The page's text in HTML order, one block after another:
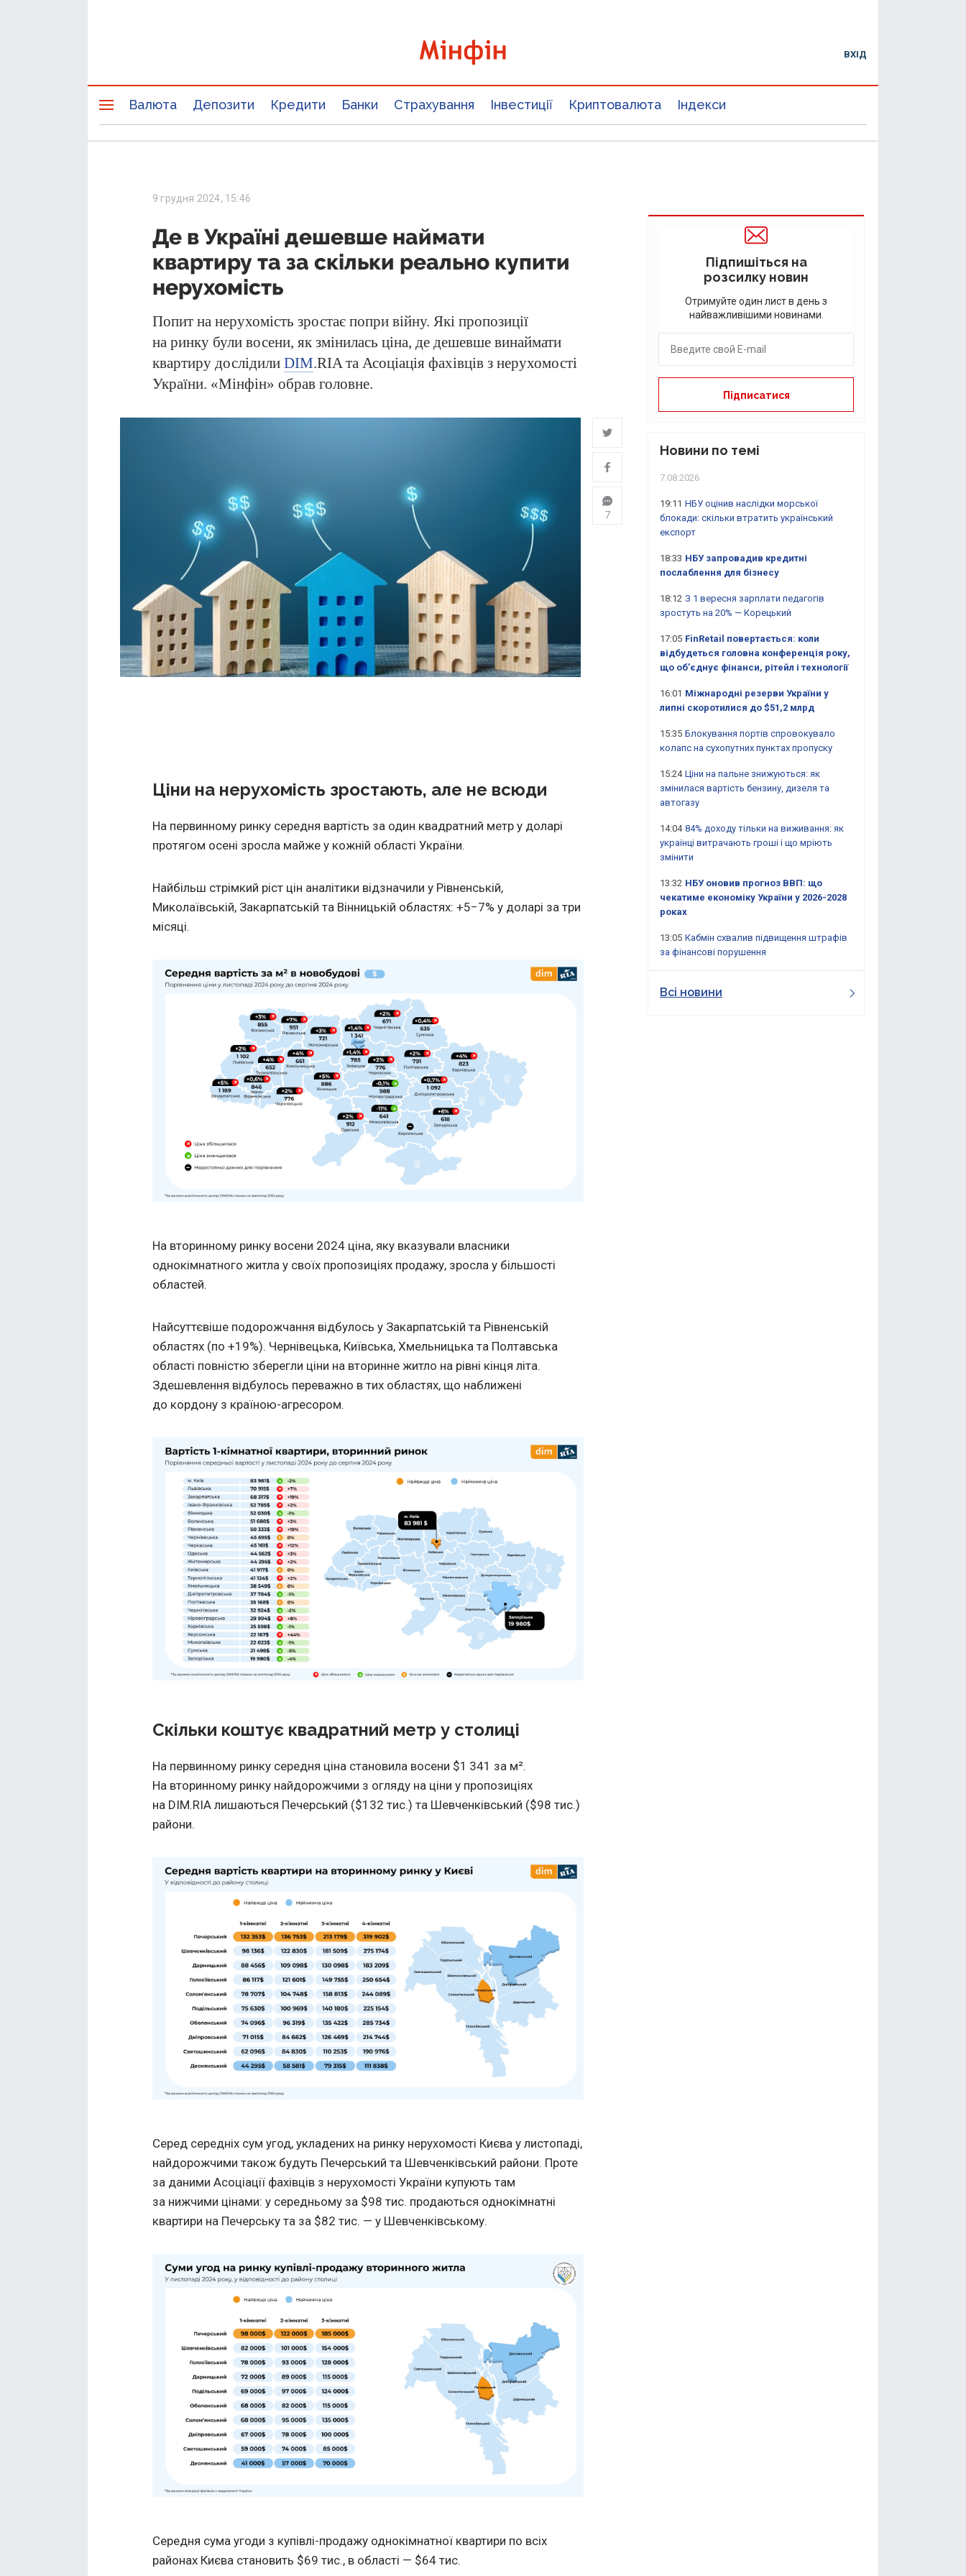
ВХІД
Валюта Депозити Кредити Банки Страхування Інвестиції Криптовалюта Індекси
9 грудня 2024, 15:46
Де в Україні дешевше наймати
квартиру та за скільки реально купити
нерухомість
Попит на нерухомість зростає попри війну. Які пропозиції
на ринку були восени, як змінилась ціна, де дешевше винаймати
квартиру дослідили DIM.RIA та Асоціація фахівців з нерухомості
України. «Мінфін» обрав головне.
7
Ціни на нерухомість зростають, але не всюди
На первинному ринку середня вартість за один квадратний метр у доларі
протягом осені зросла майже у кожній області України.
Найбільш стрімкий ріст цін аналітики відзначили у Рівненській,
Миколаївській, Закарпатській та Вінницькій областях: +5−7% у доларі за три
місяці.
На вторинному ринку восени 2024 ціна, яку вказували власники
однокімнатного житла у своїх пропозиціях продажу, зросла у більшості
областей.
Найсуттєвіше подорожчання відбулось у Закарпатській та Рівненській
областях (по +19%). Чернівецька, Київська, Хмельницька та Полтавська
області повністю зберегли ціни на вторинне житло на рівні кінця літа.
Здешевлення відбулось переважно в тих областях, що наближені
до кордону з країною-агресором.
Скільки коштує квадратний метр у столиці
На первинному ринку середня ціна становила восени $1 341 за м².
На вторинному ринку найдорожчими з огляду на ціни у пропозиціях
на DIM.RIA лишаються Печерський ($132 тис.) та Шевченківський ($98 тис.)
райони.
Серед середніх сум угод, укладених на ринку нерухомості Києва у листопаді,
найдорожчими також будуть Печерський та Шевченківський райони. Проте
за даними Асоціації фахівців з нерухомості України купують там
за нижчими цінами: у середньому за $98 тис. продаються однокімнатні
квартири на Печерську та за $82 тис. — у Шевченківському.
Середня сума угоди з купівлі-продажу однокімнатної квартири по всіх
районах Києва становить $69 тис., в області — $64 тис.
Підпишіться на
розсилку новин
Отримуйте один лист в день з
найважливішими новинами.
Новини по темі
7.08.2026
19:11 НБУ оцінив наслідки морської
блокади: скільки втратить український
експорт
18:33 НБУ запровадив кредитні
послаблення для бізнесу
18:12 З 1 вересня зарплати педагогів
зростуть на 20% — Корецький
17:05 FinRetail повертається: коли
відбудеться головна конференція року,
що об’єднує фінанси, рітейл і технології
16:01 Міжнародні резерви України у
липні скоротилися до $51,2 млрд
15:35 Блокування портів спровокувало
колапс на сухопутних пунктах пропуску
15:24 Ціни на пальне знижуються: як
змінилася вартість бензину, дизеля та
автогазу
14:04 84% доходу тільки на виживання: як
українці витрачають гроші і що мріють
змінити
13:32 НБУ оновив прогноз ВВП: що
чекатиме економіку України у 2026-2028
роках
13:05 Кабмін схвалив підвищення штрафів
за фінансові порушення
Всі новини